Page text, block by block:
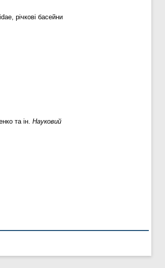
річкові басейни
та ін. Науковий